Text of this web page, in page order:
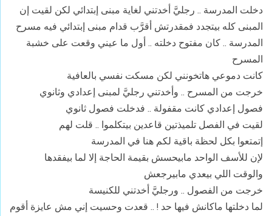
دخلت المدرسة .. رجليَّ أخدتني لغاية مبنى إبتدائي لكن لقيت إن
المبنى كله بيتجدد فمقدرتش أقرَّب قدام مبنى إبتدائي فيه مسرح
المدرسة .. كان مفتوح دخلته .. أول ما عيني وقعت على خشبة
المسرح
كانت دموعي هاتخونني لكن مسكت نفسي بالعافية
خرجت من المسرح .. وأخدتني رجليَّ لمبنى إعدادي وثانوي
فصول إعدادي كانت مقفولة .. فدخلت فصول ثانوي
لقيت في الفصل تلميذتين قاعدين بيتكلموا .. قلت لهم
إتمتعوا بكل لحظة باقية لكم هنا في المدرسة
لإن للأسف الواحد مابيحسش بقيمة الحاجة إلا لما بيفقدها
والوقت اللي بيعدي مابيرجعش
خرجت من الفصول .. ورجليَّ أخدتني للكنيسة
لما دخلتها ماكانش فيها حد ! .. قعدت وحسيت إني مش عايزة أقوم